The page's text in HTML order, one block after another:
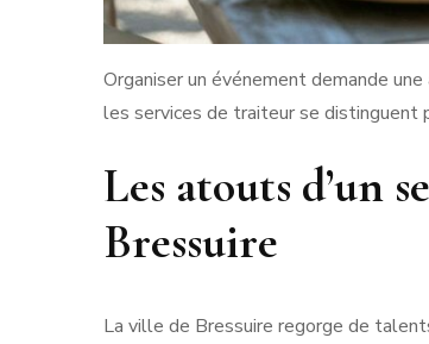
Organiser un événement demande
les services de traiteur se distinguent
Les atouts d’un
Bressuire
La ville de Bressuire regorge de